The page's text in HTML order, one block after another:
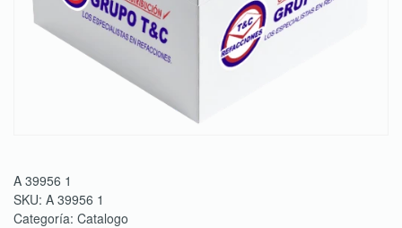
A 39956 1
SKU: A 39956 1
Categoría: Catalogo